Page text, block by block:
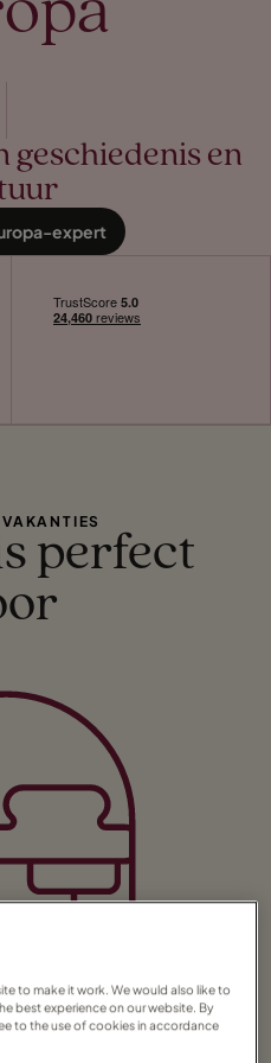
geschiedenis en
expert
perfect
to make it work. We would also like to
best experience on our website. By
to the use of cookies in accordance